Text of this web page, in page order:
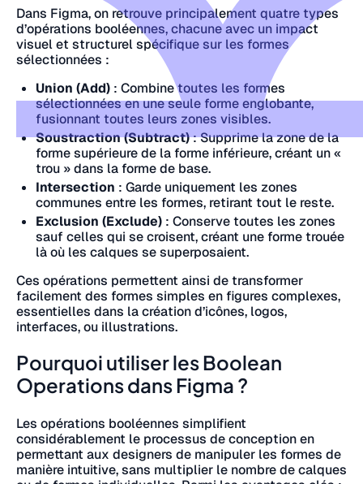
Dans Figma, on retrouve principalement quatre types
d’opérations booléennes, chacune avec un impact
visuel et structurel spécifique sur les formes
sélectionnées :
Union (Add) : Combine toutes les formes
sélectionnées en une seule forme englobante,
fusionnant toutes leurs zones visibles.
Soustraction (Subtract): Supprime la zone de la
forme supérieure de la forme inférieure, créant un «
trou » dans la forme de base.
Intersection : Garde uniquement les zones
communes entre les formes, retirant tout le reste.
Exclusion (Exclude) : Conserve toutes les zones
sauf celles qui se croisent, créant une forme trouée
là où les calques se superposaient.
Ces opérations permettent ainsi de transformer
facilement des formes simples en figures complexes,
essentielles dans la création d’icônes, logos,
interfaces, ou illustrations.
Pourquoi utiliser les Boolean
Operations dans Figma ?
Les opérations booléennes simplifient
considérablement le processus de conception en
permettant aux designers de manipuler les formes de
manière intuitive, sans multiplier le nombre de calques